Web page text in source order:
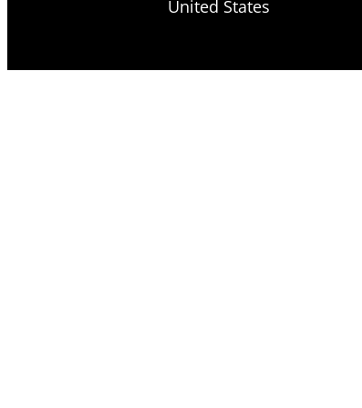
United States